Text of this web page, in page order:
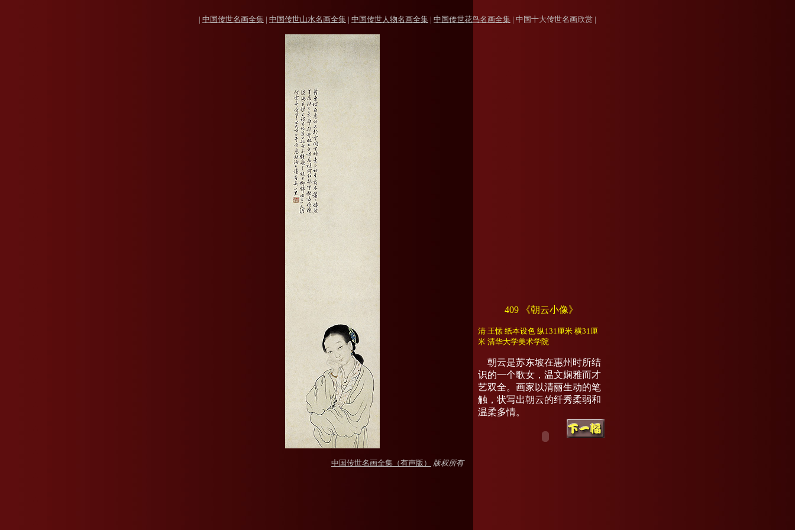
| 中国传世名画全集 | 中国传世山水名画全集 | 中国传世人物名画全集 | 中国传世花鸟名画全集 | 中国十大传世名画欣赏 |
409 《朝云小像》
清 王愫 纸本设色 纵131厘米 横31厘
米 清华大学美术学院
朝云是苏东坡在惠州时所结
识的一个歌女，温文娴雅而才
艺双全。画家以清丽生动的笔
触，状写出朝云的纤秀柔弱和
温柔多情。
中国传世名画全集（有声版） 版权所有